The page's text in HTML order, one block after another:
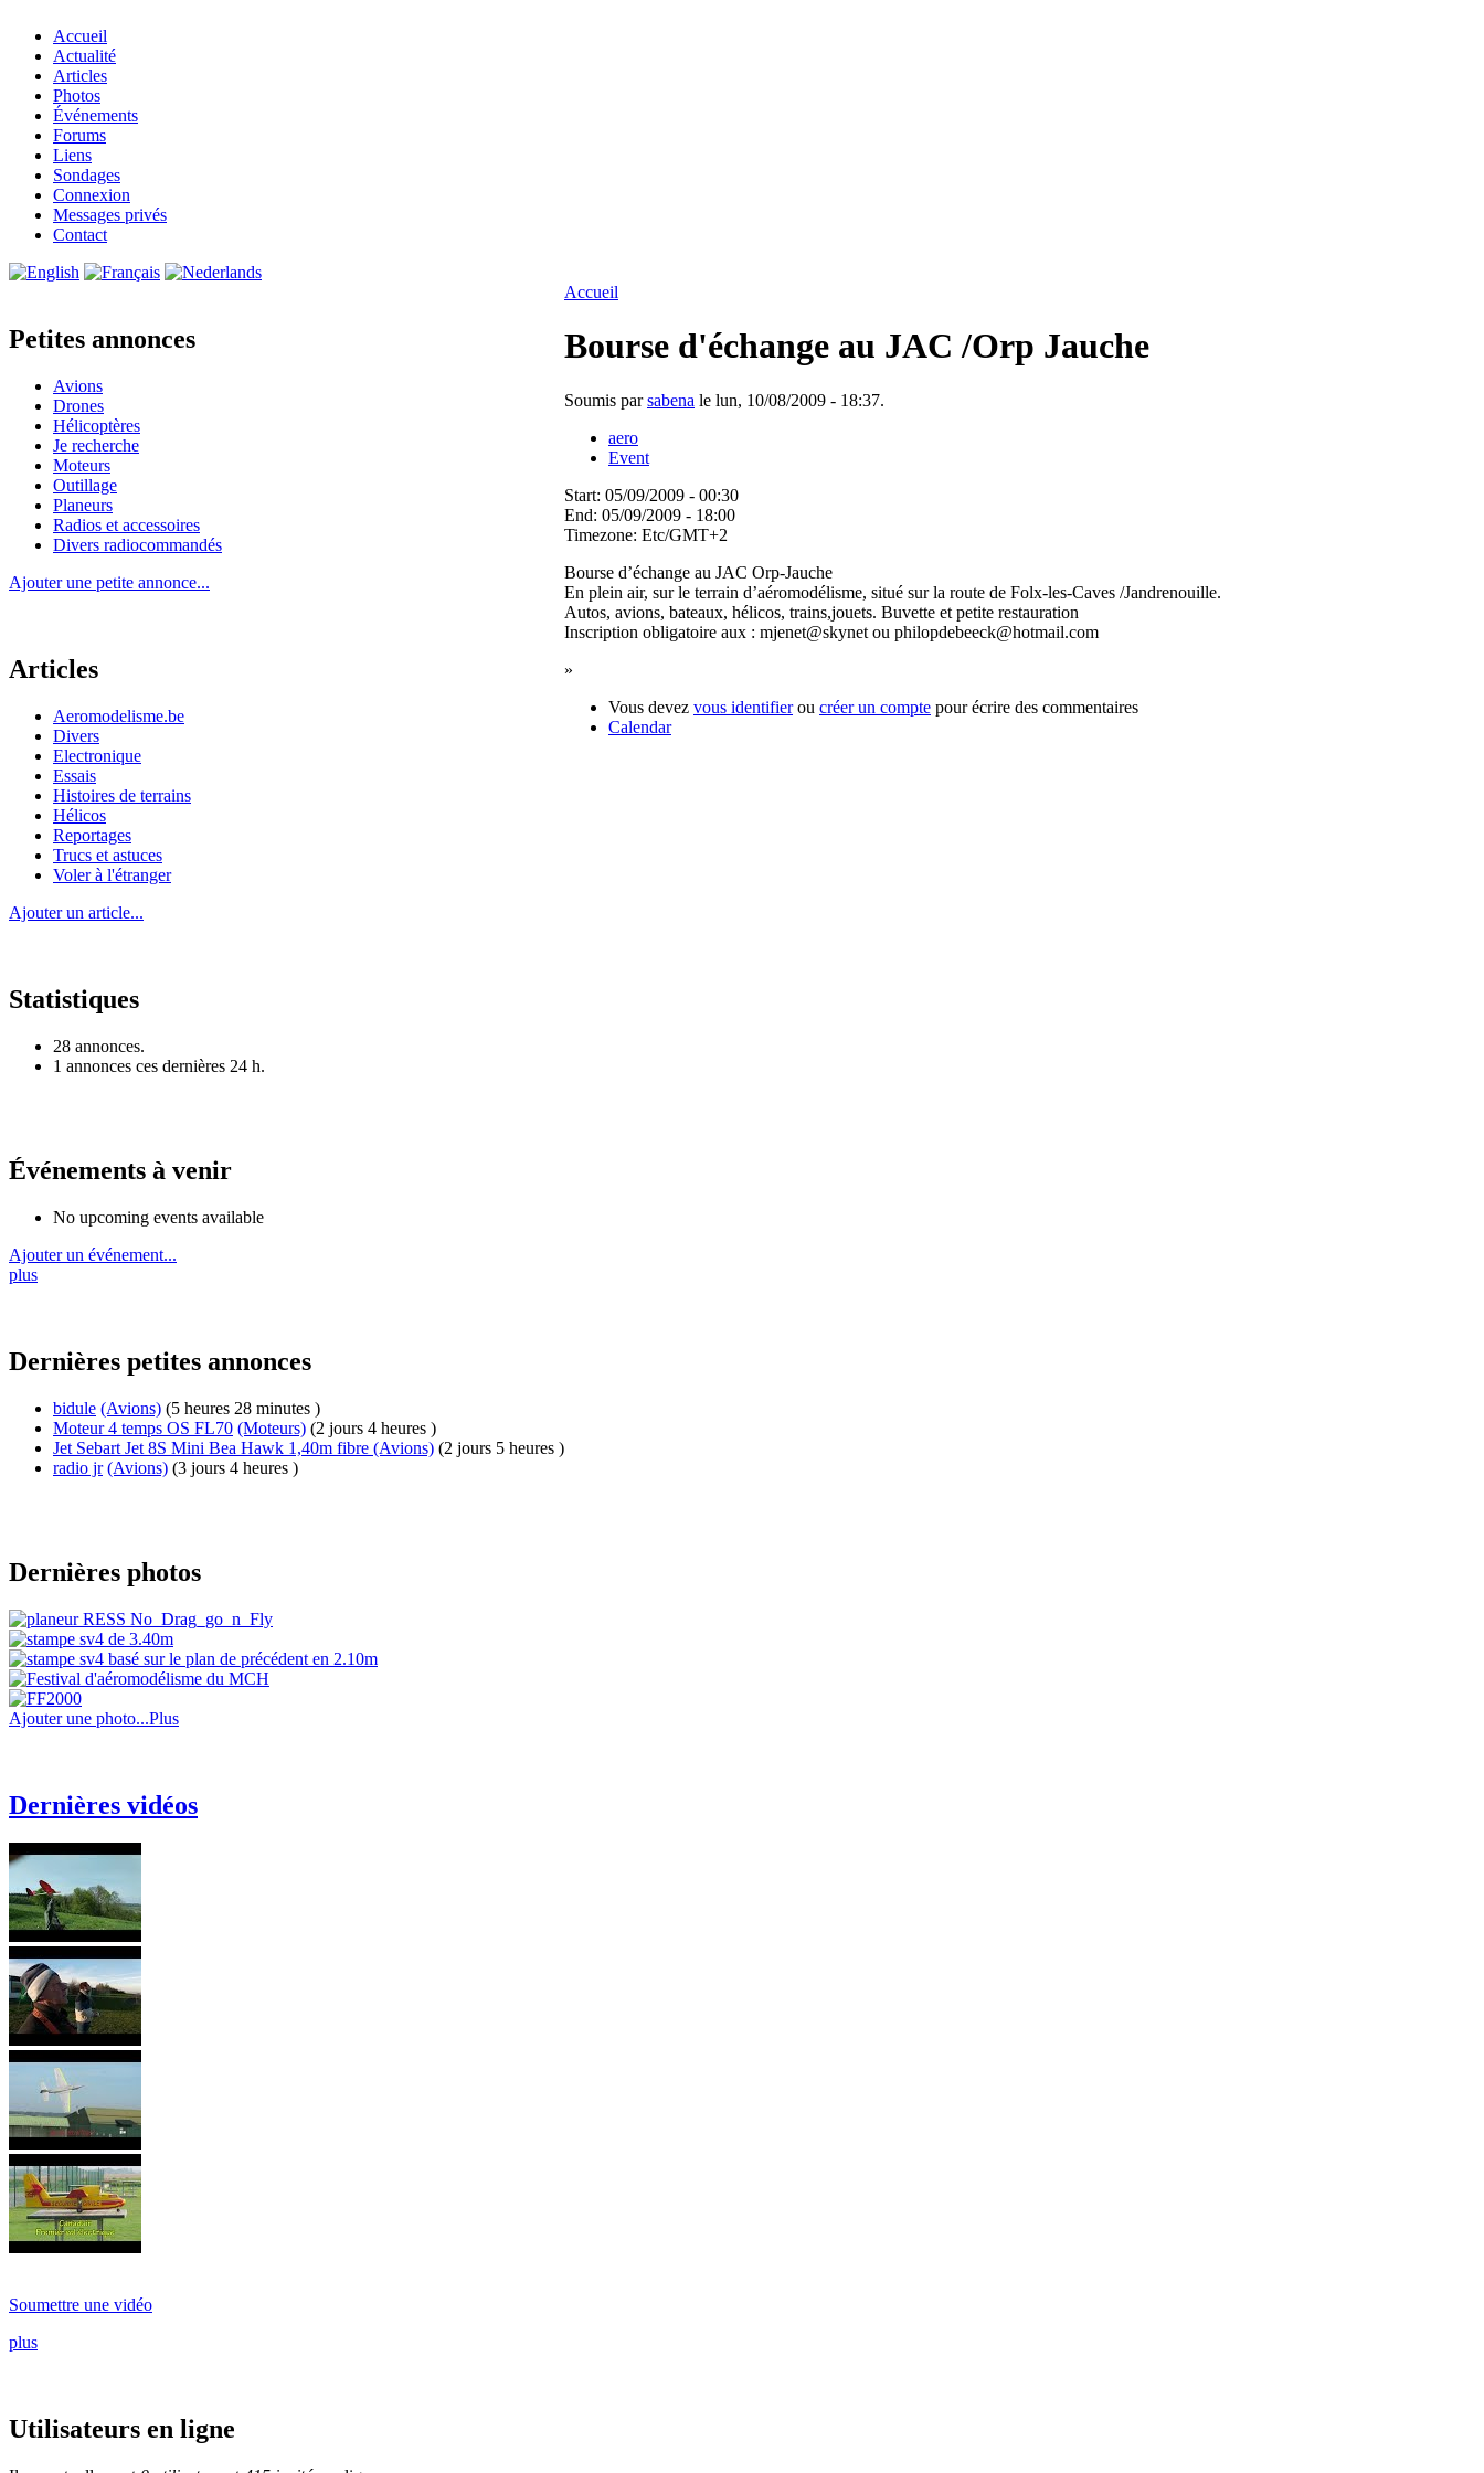
Accueil
Actualité
Articles
Photos
Événements
Forums
Liens
Sondages
Connexion
Messages privés
Contact
Petites annonces
Avions
Drones
Hélicoptères
Je recherche
Moteurs
Outillage
Planeurs
Radios et accessoires
Divers radiocommandés
Ajouter une petite annonce...
Articles
Aeromodelisme.be
Divers
Electronique
Essais
Histoires de terrains
Hélicos
Reportages
Trucs et astuces
Voler à l'étranger
Ajouter un article...
Statistiques
28 annonces.
1 annonces ces dernières 24 h.
Événements à venir
No upcoming events available
Ajouter un événement...
plus
Dernières petites annonces
bidule (Avions) (5 heures 28 minutes )
Moteur 4 temps OS FL70 (Moteurs) (2 jours 4 heures )
Jet Sebart Jet 8S Mini Bea Hawk 1,40m fibre (Avions) (2 jours 5 heures )
radio jr (Avions) (3 jours 4 heures )
Dernières photos
Ajouter une photo...Plus
Dernières vidéos
Soumettre une vidéo
plus
Utilisateurs en ligne
Accueil
Bourse d'échange au JAC /Orp Jauche
Soumis parsabena le lun, 10/08/2009 - 18:37.
aero
Event
Start: 05/09/2009 - 00:30
End: 05/09/2009 - 18:00
Timezone: Etc/GMT+2
Bourse d’échange au JAC Orp-Jauche
En plein air, sur le terrain d’aéromodélisme, situé sur la route de Folx-les-Caves /Jandrenouille.
Autos, avions, bateaux, hélicos, trains,jouets. Buvette et petite restauration
Inscription obligatoire aux : mjenet@skynet ou philopdebeeck@hotmail.com
»
Vous devez vous identifierou créer un compte pour écrire des commentaires
Calendar